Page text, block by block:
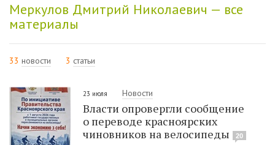
Меркулов Дмитрий Николаевич — все
материалы
33 новости 3 статьи
23 июля Новости
Власти опровергли сообщение
о переводе красноярских
чиновников на велосипеды
20